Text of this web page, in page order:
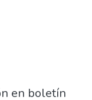
en boletín